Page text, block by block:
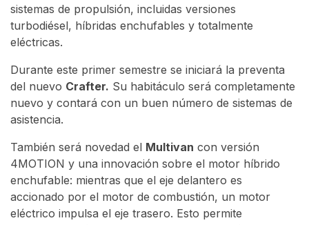
sistemas de propulsión, incluidas versiones
turbodiésel, híbridas enchufables y totalmente
eléctricas.
Durante este primer semestre se iniciará la preventa
del nuevo Crafter. Su habitáculo será completamente
nuevo y contará con un buen número de sistemas de
asistencia.
También será novedad el Multivan con versión
4MOTION y una innovación sobre el motor híbrido
enchufable: mientras que el eje delantero es
accionado por el motor de combustión, un motor
eléctrico impulsa el eje trasero. Esto permite